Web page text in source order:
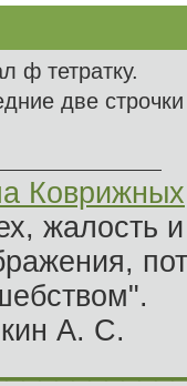
ф тетратку.
две
Коврижных
жалость
А. С.